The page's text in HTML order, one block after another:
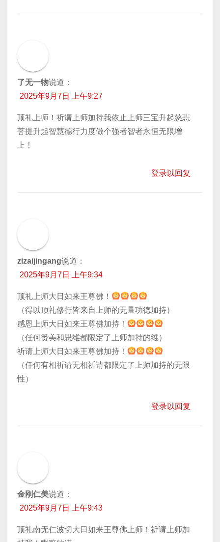
了无一物说道：
2025年9月7日 上午9:27
顶礼上师！祈请上师加持我依止上师三宝升起慈悲
菩提升起智慧德行力度做个强者智者永恒无限增
上！
登录以回复
zizaijingang说道：
2025年9月7日 上午9:34
顶礼上师大日如来王尊佛！
（得以顶礼修行皆来自上师的无量功德加持）
感恩上师大日如来王尊佛加持！
（任何赞美和思维都限定了上师加持的维）
祈请上师大日如来王尊佛加持！
（任何有相祈请无相祈请都限定了上师加持的无限
性）
登录以回复
金刚仁美说道：
2025年9月7日 上午9:43
顶礼南无仁波切大日如来王尊佛上师！祈请上师加